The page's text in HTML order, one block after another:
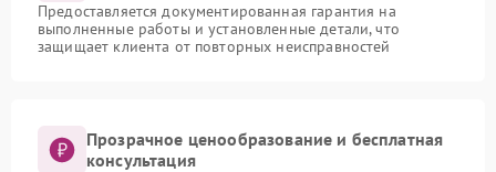
Предоставляется документированная гарантия на
выполненные работы и установленные детали, что
защищает клиента от повторных неисправностей
Прозрачное ценообразование и бесплатная
консультация